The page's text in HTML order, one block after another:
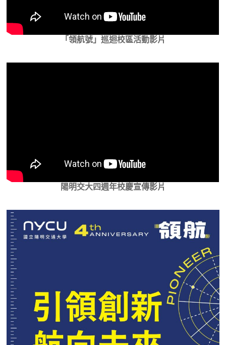
「領航號」巡迴校區活動影片
陽明交大四週年校慶宣傳影片